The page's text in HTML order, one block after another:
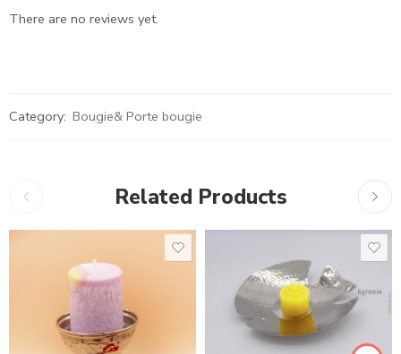
There are no reviews yet.
Category: Bougie& Porte bougie
Related Products